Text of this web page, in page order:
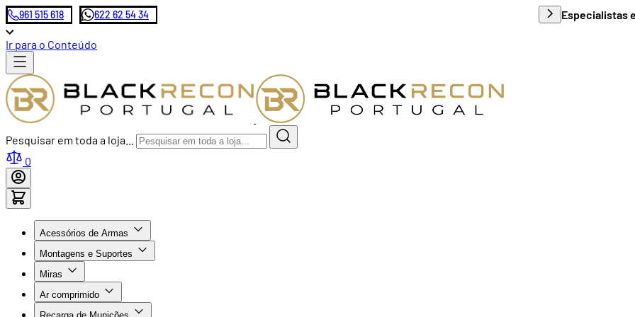
Apoio ao cliente
961 515 618 622 62 54 34
Ir para o Conteúdo
Pesquisar em toda a loja...
0
Acessórios de Armas
Montagens e Suportes
Miras
Ar comprimido